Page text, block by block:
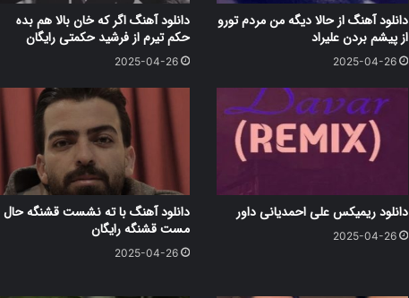
دانلود آهنگ از حالا دیگه من مردم تورو
از پیشم بردن علیراد
2025-04-26
دانلود آهنگ اگر که خان بالا هم بده
حکم تیرم از فرشید حکمتی رایگان
2025-04-26
دانلود ریمیکس علی احمدیانی داور
2025-04-26
دانلود آهنگ با ته نشست قشنگه حال
مست قشنگه رایگان
2025-04-26